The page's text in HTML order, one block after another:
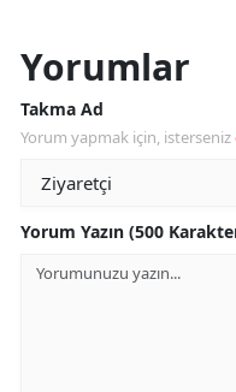
Yorumlar
Takma Ad
Yorum yapmak için, isterseniz
Yorum Yazın (500